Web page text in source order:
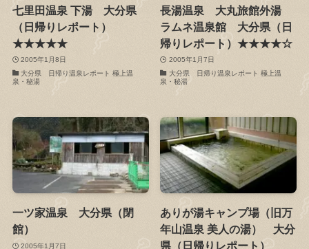
七里田温泉 下湯 大分県
（日帰りレポート）
★★★★★
2005年1月8日
大分県 日帰り温泉レポート 極上温
泉・秘湯
長湯温泉 大丸旅館外湯
ラムネ温泉館 大分県（日
帰りレポート）★★★★☆
2005年1月7日
大分県 日帰り温泉レポート 極上温
泉・秘湯
一ツ家温泉 大分県（閉
館）
2005年1月7日
ありが湯キャンプ場（旧万
年山温泉 美人の湯） 大分
県（日帰りレポート）